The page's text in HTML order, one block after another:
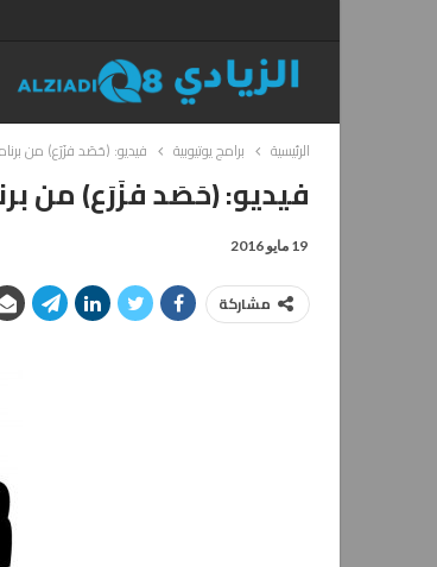
الرئيسية برامج يوتيوبية فيديو: (حَصَد فزَرَع) من
فيديو: (حَصَد فزَرَع) من
19 مايو 2016
مشاركة